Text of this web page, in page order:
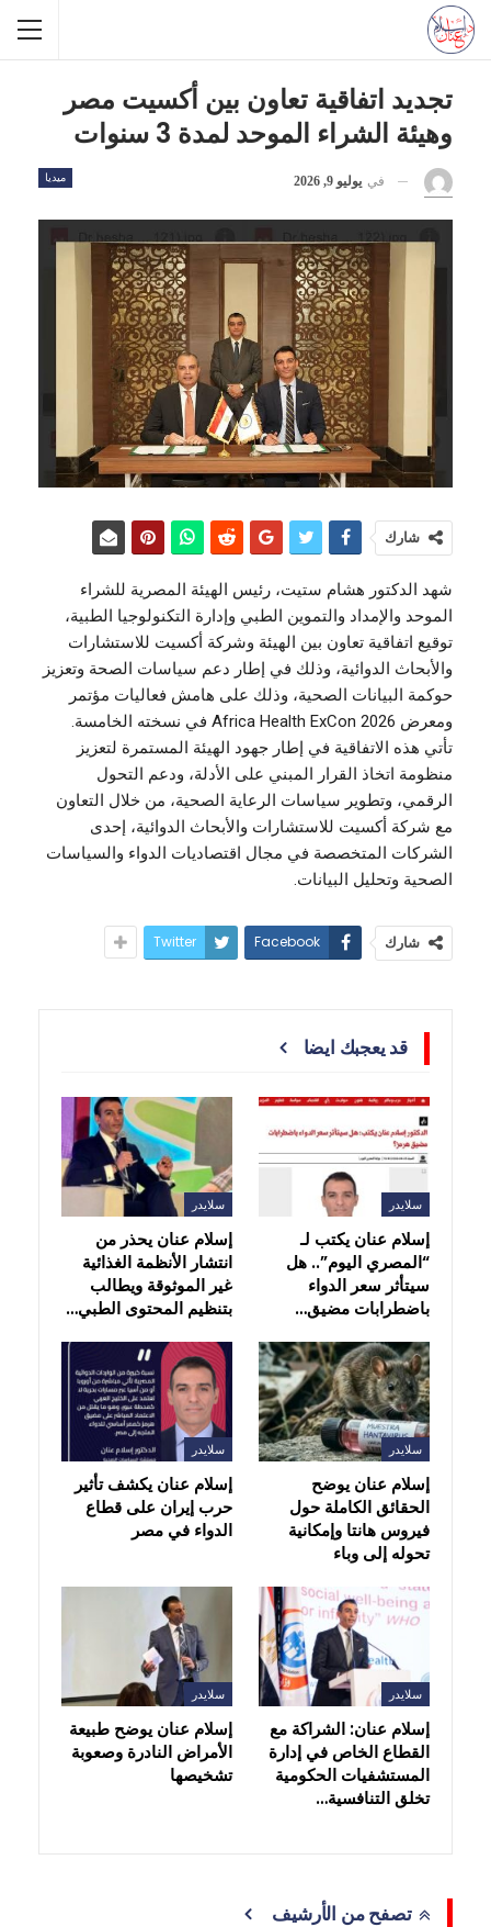
تجديد اتفاقية تعاون بين أكسيت مصر
وهيئة الشراء الموحد لمدة 3 سنوات
ميديا في يوليو 9, 2026
شارك
شهد الدكتور هشام ستيت، رئيس الهيئة المصرية للشراء
الموحد والإمداد والتموين الطبي وإدارة التكنولوجيا الطبية،
توقيع اتفاقية تعاون بين الهيئة وشركة أكسيت للاستشارات
والأبحاث الدوائية، وذلك في إطار دعم سياسات الصحة وتعزيز
حوكمة البيانات الصحية، وذلك على هامش فعاليات مؤتمر
ومعرض Africa Health ExCon 2026 في نسخته الخامسة.
تأتي هذه الاتفاقية في إطار جهود الهيئة المستمرة لتعزيز
منظومة اتخاذ القرار المبني على الأدلة، ودعم التحول
الرقمي، وتطوير سياسات الرعاية الصحية، من خلال التعاون
مع شركة أكسيت للاستشارات والأبحاث الدوائية، إحدى
الشركات المتخصصة في مجال اقتصاديات الدواء والسياسات
الصحية وتحليل البيانات.
شارك Facebook
Twitter
قد يعجبك ايضا
سلايدر
إسلام عنان يكتب لـ
“المصري اليوم”.. هل
سيتأثر سعر الدواء
باضطرابات مضيق…
سلايدر
إسلام عنان يحذر من
انتشار الأنظمة الغذائية
غير الموثوقة ويطالب
بتنظيم المحتوى الطبي…
سلايدر
إسلام عنان يوضح
الحقائق الكاملة حول
فيروس هانتا وإمكانية
تحوله إلى وباء
سلايدر
إسلام عنان يكشف تأثير
حرب إيران على قطاع
الدواء في مصر
سلايدر
إسلام عنان: الشراكة مع
القطاع الخاص في إدارة
المستشفيات الحكومية
تخلق التنافسية…
سلايدر
إسلام عنان يوضح طبيعة
الأمراض النادرة وصعوبة
تشخيصها
تصفح من الأرشيف